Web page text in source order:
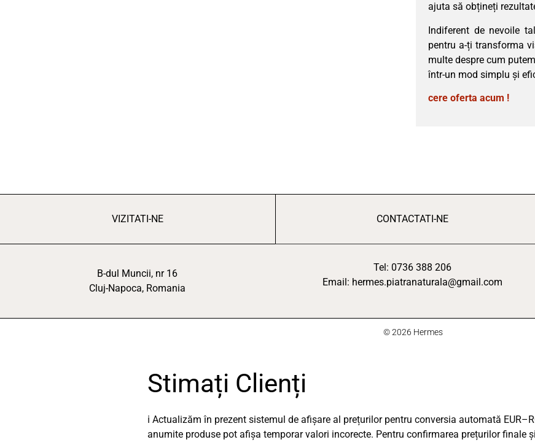
ajuta să obțineți
Indiferent de nevoile
pentru a-ți transforma
multe despre cum
într-un mod simplu și
cere oferta acum !
VIZITATI-NE
B-dul Muncii, nr 16
Cluj-Napoca, Romania
CONTACTATI-NE
Tel: 0736 388 206
Email: hermes.piatranaturala@gmail.com
© 2026 Hermes
Stimați Clienți
ℹ️ Actualizăm în prezent sistemul de afișare al prețurilor pentru conversia automată
anumite produse pot afișa temporar valori incorecte. Pentru confirmarea prețurilor finale